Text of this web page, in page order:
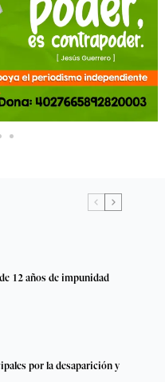
12 años de impunidad
por la desaparición y